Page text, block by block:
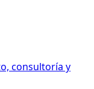
consultoría y